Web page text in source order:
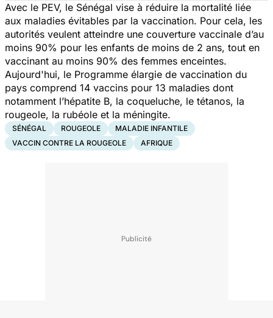
Avec le PEV, le Sénégal vise à réduire la mortalité liée
aux maladies évitables par la vaccination. Pour cela, les
autorités veulent atteindre une couverture vaccinale d’au
moins 90% pour les enfants de moins de 2 ans, tout en
vaccinant au moins 90% des femmes enceintes.
Aujourd'hui, le Programme élargie de vaccination du
pays comprend 14 vaccins pour 13 maladies dont
notamment l’hépatite B, la coqueluche, le tétanos, la
rougeole, la rubéole et la méningite.
SÉNÉGAL ROUGEOLE
MALADIE INFANTILE
VACCIN CONTRE LA ROUGEOLE
AFRIQUE